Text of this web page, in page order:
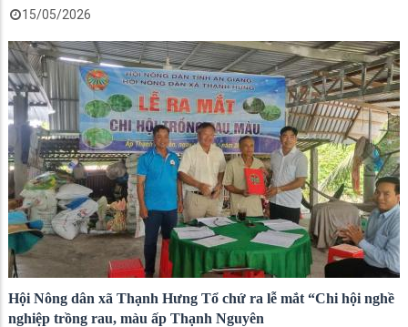
15/05/2026
Hội Nông dân xã Thạnh Hưng Tổ chứ ra lễ mắt “Chi hội nghề
nghiệp trồng rau, màu ấp Thạnh Nguyên